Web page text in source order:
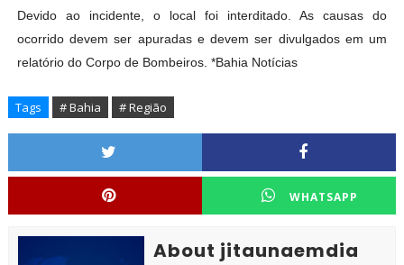
Devido ao incidente, o local foi interditado. As causas do
ocorrido devem ser apuradas e devem ser divulgados em um
relatório do Corpo de Bombeiros. *Bahia Notícias
Tags # Bahia # Região
WHATSAPP
About jitaunaemdia